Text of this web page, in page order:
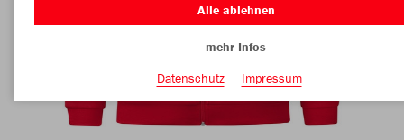
Alle ablehnen
mehr Infos
Datenschutz
Impressum